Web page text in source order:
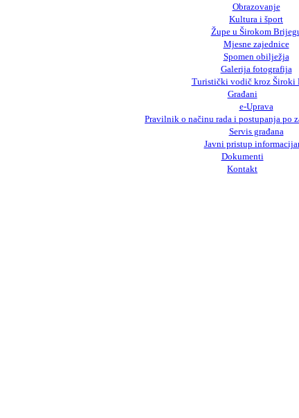
Obrazovanje
Kultura i šport
Župe u Širokom
Mjesne zajednice
Spomen obilježja
Galerija fotografija
Turistički vodič kroz Široki
Građani
e-Uprava
Pravilnik o načinu rada i postupanja po
Servis građana
Javni pristup
Dokumenti
Kontakt